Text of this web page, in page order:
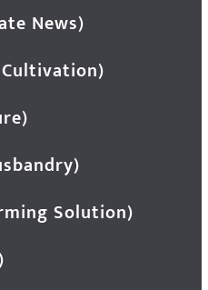
News)
Solution)